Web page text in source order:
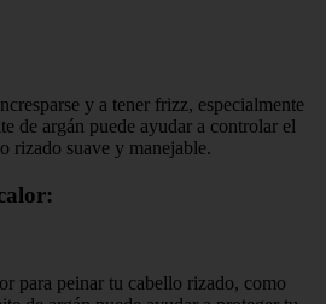
y a tener frizz, especialmente
de argán puede ayudar a controlar el
rizado suave y manejable.
para peinar tu cabello rizado, como